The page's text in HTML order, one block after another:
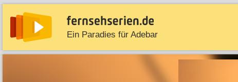
Ein Paradies für Adebar
News Entdecken Streaming TV-Starts